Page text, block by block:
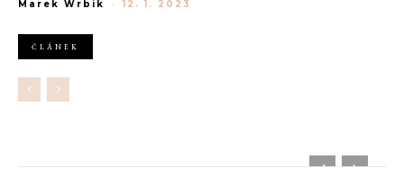
na dráhu módních influencerů a blogerů.
Marek Wrbik - 12. 1. 2023
ČLÁNEK